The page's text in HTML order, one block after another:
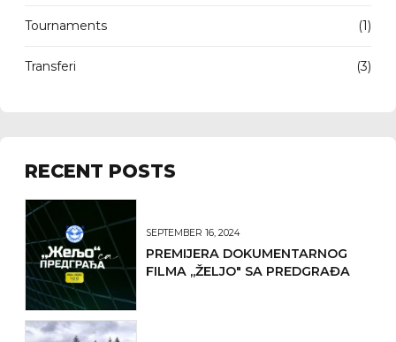
Tournaments (1)
Transferi (3)
RECENT POSTS
SEPTEMBER 16, 2024
PREMIJERA DOKUMENTARNOG
FILMA ,,ŽELJO" SA PREDGRAĐA